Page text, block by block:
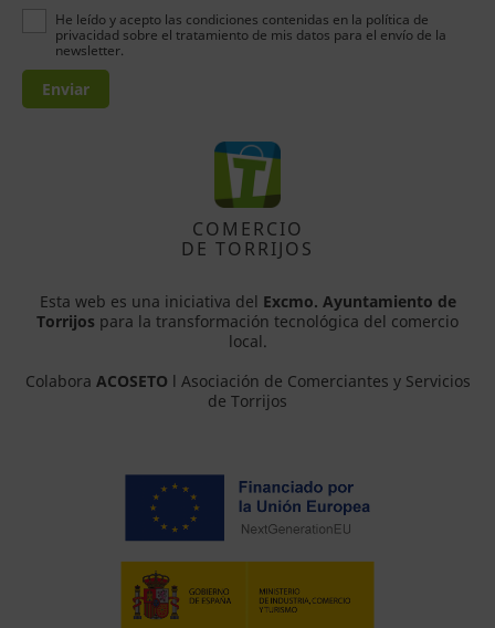
He leído y acepto las condiciones contenidas en la política de
privacidad sobre el tratamiento de mis datos para el envío de la
newsletter.
Enviar
COMERCIO
DE TORRIJOS
Esta web es una iniciativa del Excmo. Ayuntamiento de
Torrijos para la transformación tecnológica del comercio
local.
Colabora ACOSETO l Asociación de Comerciantes y Servicios
de Torrijos